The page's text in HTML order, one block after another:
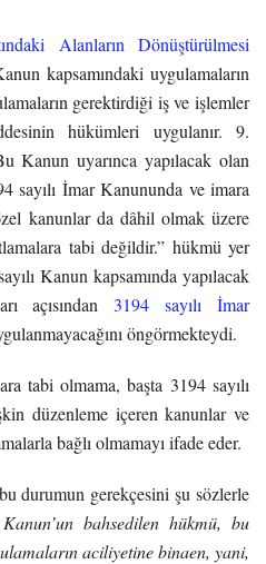
Alanların Dönüştürülmesi
kapsamındaki uygulamaların
gerektirdiği iş ve işlemler
hükümleri uygulanır. 9.
Kanun uyarınca yapılacak olan
sayılı İmar Kanununda ve imara
kanunlar da dâhil olmak üzere
tabi değildir.” hükmü yer
Kanun kapsamında yapılacak
açısından 3194 sayılı İmar
öngörmekteydi.
tabi olmama, başta 3194 sayılı
düzenleme içeren kanunlar ve
bağlı olmamayı ifade eder.
durumun gerekçesini şu sözlerle
Kanun’un bahsedilen hükmü, bu
aciliyetine binaen, yani,